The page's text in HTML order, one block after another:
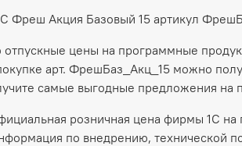
Фреш Акция Базовый 15 артикул
отпускные цены на программные
арт. ФрешБаз_Акц_15 можно
самые выгодные предложения на
розничная цена фирмы 1С
по внедрению, технической